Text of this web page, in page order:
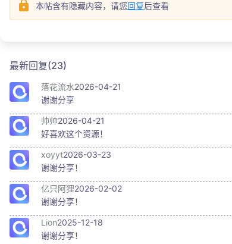
本帖含有隐藏内容，请您回复后查看
最新回复(23)
落花流水2026-04-21
谢谢分享
帅帅2026-04-21
好喜欢这个资源！
xoyyt2026-03-23
谢谢分享！
亿只阿狸2026-02-02
谢谢分享！
Lion2025-12-18
谢谢分享！